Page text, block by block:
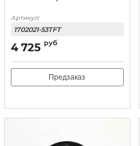
Артикул:
1702021-53TFT
4 725 руб
Предзаказ